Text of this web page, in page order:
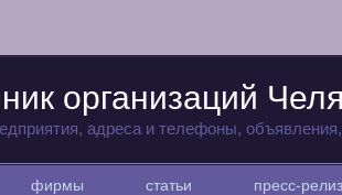
организаций
адреса и телефоны,
фирмы статьи пресс-